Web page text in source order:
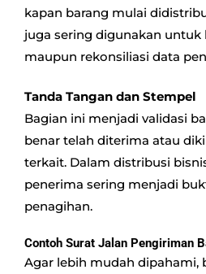
kapan barang mulai
juga sering digunakan
maupun rekonsiliasi data
Tanda Tangan dan Stempel
Bagian ini menjadi validasi
benar telah diterima atau
terkait. Dalam distribusi
penerima sering menjadi
penagihan.
Contoh Surat Jalan Pengiriman
Agar lebih mudah dipahami,